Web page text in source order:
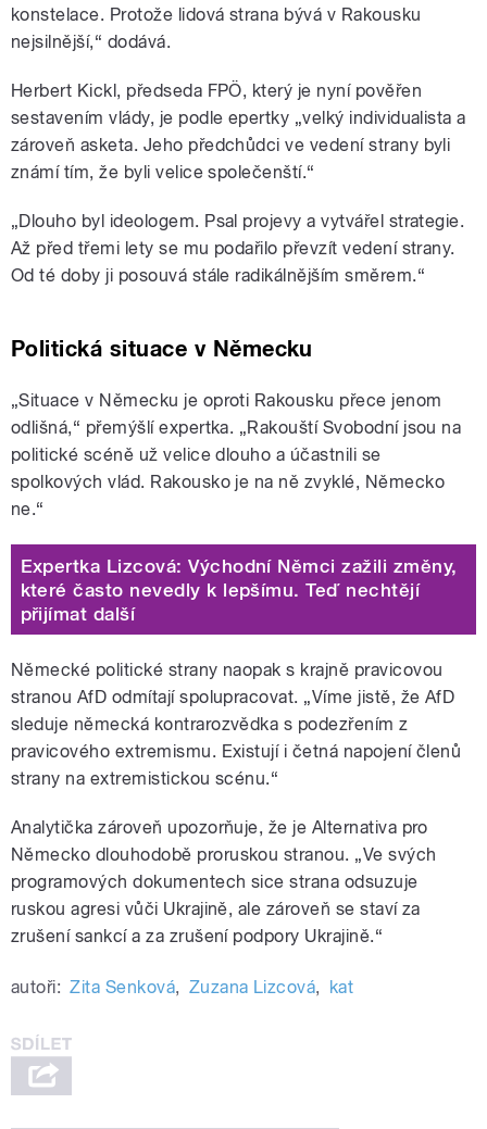
konstelace. Protože lidová strana bývá v Rakousku
nejsilnější,“ dodává.
Herbert Kickl, předseda FPÖ, který je nyní pověřen
sestavením vlády, je podle epertky „velký individualista a
zároveň asketa. Jeho předchůdci ve vedení strany byli
známí tím, že byli velice společenští.“
„Dlouho byl ideologem. Psal projevy a vytvářel strategie.
Až před třemi lety se mu podařilo převzít vedení strany.
Od té doby ji posouvá stále radikálnějším směrem.“
Politická situace v Německu
„Situace v Německu je oproti Rakousku přece jenom
odlišná,“ přemýšlí expertka. „Rakouští Svobodní jsou na
politické scéně už velice dlouho a účastnili se
spolkových vlád. Rakousko je na ně zvyklé, Německo
ne.“
Expertka Lizcová: Východní Němci zažili změny,
které často nevedly k lepšímu. Teď nechtějí
přijímat další
Německé politické strany naopak s krajně pravicovou
stranou AfD odmítají spolupracovat. „Víme jistě, že AfD
sleduje německá kontrarozvědka s podezřením z
pravicového extremismu. Existují i četná napojení členů
strany na extremistickou scénu.“
Analytička zároveň upozorňuje, že je Alternativa pro
Německo dlouhodobě proruskou stranou. „Ve svých
programových dokumentech sice strana odsuzuje
ruskou agresi vůči Ukrajině, ale zároveň se staví za
zrušení sankcí a za zrušení podpory Ukrajině.“
autoři: Zita Senková, Zuzana Lizcová, kat